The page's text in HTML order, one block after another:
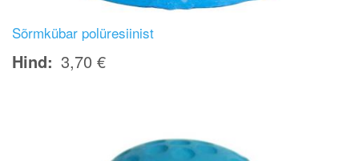
Sõrmkübar polüresiinist
Hind 3,70 €